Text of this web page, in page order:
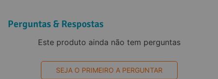
Perguntas & Respostas
Este produto ainda não tem perguntas
SEJA O PRIMEIRO A PERGUNTAR